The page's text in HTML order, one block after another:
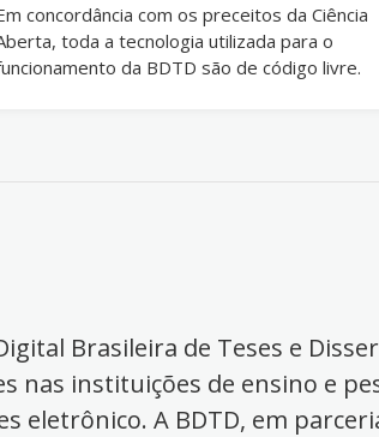
concordância com os preceitos da Ciência
toda a tecnologia utilizada para o
da BDTD são de código livre.
Brasileira de Teses e
nas instituições de ensino e
eletrônico. A BDTD, em